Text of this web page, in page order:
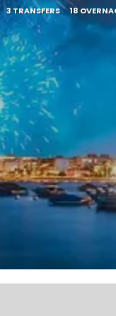
3 TRANSFERS 18